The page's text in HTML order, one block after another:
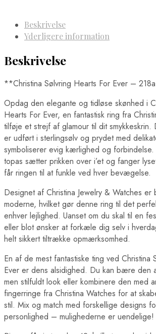
Beskrivelse
Yderligere information
Beskrivelse
**Christina Sølvring Hearts For Ever –
Opdag den elegante og tidløse skønhed i
Hearts For Ever, en fantastisk ring fra
tilføje et strejf af glamour til dit smykkeskrin.
er udført i sterlingsølv og prydet med
symboliserer evig kærlighed og
topas sætter prikken over i’et og fanger
får ringen til at funkle ved hver bevægelse.
Designet af Christina Jewelry & Watches er
moderne, hvilket gør denne ring til det
enhver lejlighed. Uanset om du skal til en
eller blot ønsker at forkæle dig selv i
helt sikkert tiltrække opmærksomhed.
En af de mest fantastiske ting ved Christina
Ever er dens alsidighed. Du kan bære den
men stilfuldt look eller kombinere den med
fingerringe fra Christina Watches for at
stil. Mix og match med forskellige designs
personlighed – mulighederne er uendelige!